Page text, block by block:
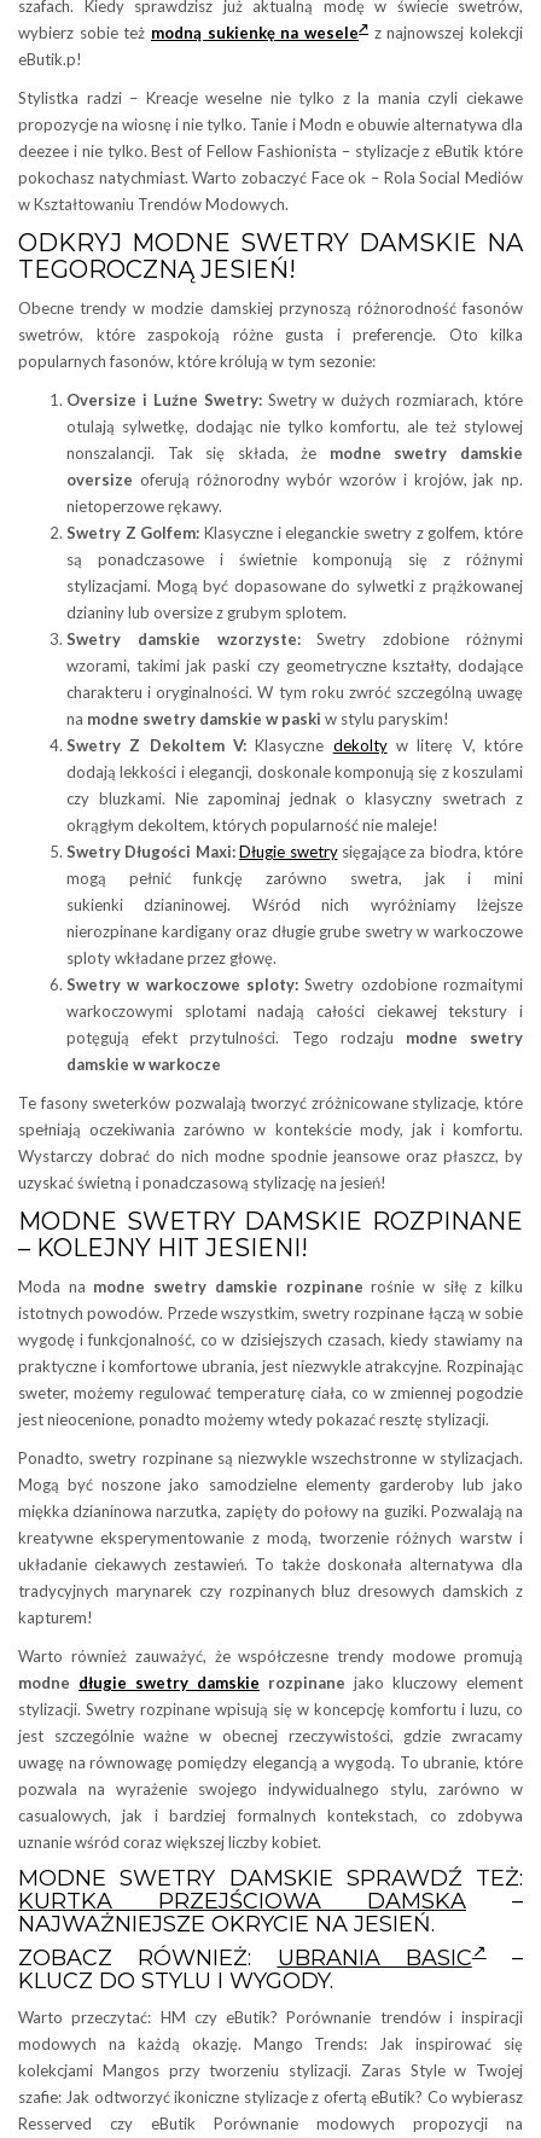
szafach. Kiedy sprawdzisz już aktualną modę w świecie swetrów,
wybierz sobie też modną sukienkę na wesele
z najnowszej kolekcji
eButik.p!
Stylistka radzi – Kreacje weselne nie tylko z la mania czyli ciekawe
propozycje na wiosnę i nie tylko. Tanie i Modn e obuwie alternatywa dla
deezee i nie tylko. Best of Fellow Fashionista – stylizacje z eButik które
pokochasz natychmiast. Warto zobaczyć Face ok – Rola Social Mediów
w Kształtowaniu Trendów Modowych.
ODKRYJ MODNE SWETRY DAMSKIE NA
TEGOROCZNĄ JESIEŃ!
Obecne trendy w modzie damskiej przynoszą różnorodność fasonów
swetrów, które zaspokoją różne gusta i preferencje. Oto kilka
popularnych fasonów, które królują w tym sezonie:
Oversize i Luźne Swetry:Swetry w dużych rozmiarach, które
otulają sylwetkę, dodając nie tylko komfortu, ale też stylowej
nonszalancji. Tak się składa, że modne swetry damskie
oversize oferują różnorodny wybór wzorów i krojów, jak np.
nietoperzowe rękawy.
Swetry Z Golfem: Klasyczne i eleganckie swetry z golfem, które
są ponadczasowe i świetnie komponują się z różnymi
stylizacjami. Mogą być dopasowane do sylwetki z prążkowanej
dzianiny lub oversize z grubym splotem.
Swetry damskie wzorzyste:Swetry zdobione różnymi
wzorami, takimi jak paski czy geometryczne kształty, dodające
charakteru i oryginalności. W tym roku zwróć szczególną uwagę
na modne swetry damskie w paski w stylu paryskim!
Swetry Z Dekoltem V: Klasyczne dekoltyw literę V, które
dodają lekkości i elegancji, doskonale komponują się z koszulami
czy bluzkami. Nie zapominaj jednak o klasyczny swetrach z
okrągłym dekoltem, których popularność nie maleje!
Swetry Długości Maxi: Długie swetrysięgające za biodra, które
mogą pełnić funkcję zarówno swetra, jak i mini
sukienki dzianinowej. Wśród nich wyróżniamy lżejsze
nierozpinane kardigany oraz długie grube swetry w warkoczowe
sploty wkładane przez głowę.
Swetry w warkoczowe sploty: Swetry ozdobione rozmaitymi
warkoczowymi splotami nadają całości ciekawej tekstury i
potęgują efekt przytulności. Tego rodzaju modne swetry
damskie w warkocze
Te fasony sweterków pozwalają tworzyć zróżnicowane stylizacje, które
spełniają oczekiwania zarówno w kontekście mody, jak i komfortu.
Wystarczy dobrać do nich modne spodnie jeansowe oraz płaszcz, by
uzyskać świetną i ponadczasową stylizację na jesień!
MODNE SWETRY DAMSKIE ROZPINANE
– KOLEJNY HIT JESIENI!
Moda na modne swetry damskie rozpinane rośnie w siłę z kilku
istotnych powodów. Przede wszystkim, swetry rozpinane łączą w sobie
wygodę i funkcjonalność, co w dzisiejszych czasach, kiedy stawiamy na
praktyczne i komfortowe ubrania, jest niezwykle atrakcyjne. Rozpinając
sweter, możemy regulować temperaturę ciała, co w zmiennej pogodzie
jest nieocenione, ponadto możemy wtedy pokazać resztę stylizacji.
Ponadto, swetry rozpinane są niezwykle wszechstronne w stylizacjach.
Mogą być noszone jako samodzielne elementy garderoby lub jako
miękka dzianinowa narzutka, zapięty do połowy na guziki. Pozwalają na
kreatywne eksperymentowanie z modą, tworzenie różnych warstw i
układanie ciekawych zestawień. To także doskonała alternatywa dla
tradycyjnych marynarek czy rozpinanych bluz dresowych damskich z
kapturem!
Warto również zauważyć, że współczesne trendy modowe promują
modne długie swetry damskie rozpinane jako kluczowy element
stylizacji. Swetry rozpinane wpisują się w koncepcję komfortu i luzu, co
jest szczególnie ważne w obecnej rzeczywistości, gdzie zwracamy
uwagę na równowagę pomiędzy elegancją a wygodą. To ubranie, które
pozwala na wyrażenie swojego indywidualnego stylu, zarówno w
casualowych, jak i bardziej formalnych kontekstach, co zdobywa
uznanie wśród coraz większej liczby kobiet.
MODNE SWETRY DAMSKIE SPRAWDŹ TEŻ:
KURTKA PRZEJŚCIOWA DAMSKA –
NAJWAŻNIEJSZE OKRYCIE NA JESIEŃ.
ZOBACZ RÓWNIEŻ: UBRANIA BASIC –
KLUCZ DO STYLU I WYGODY.
Warto przeczytać: HM czy eButik? Porównanie trendów i inspiracji
modowych na każdą okazję. Mango Trends: Jak inspirować się
kolekcjami Mangos przy tworzeniu stylizacji. Zaras Style w Twojej
szafie: Jak odtworzyć ikoniczne stylizacje z ofertą eButik? Co wybierasz
Resserved czy eButik Porównanie modowych propozycji na